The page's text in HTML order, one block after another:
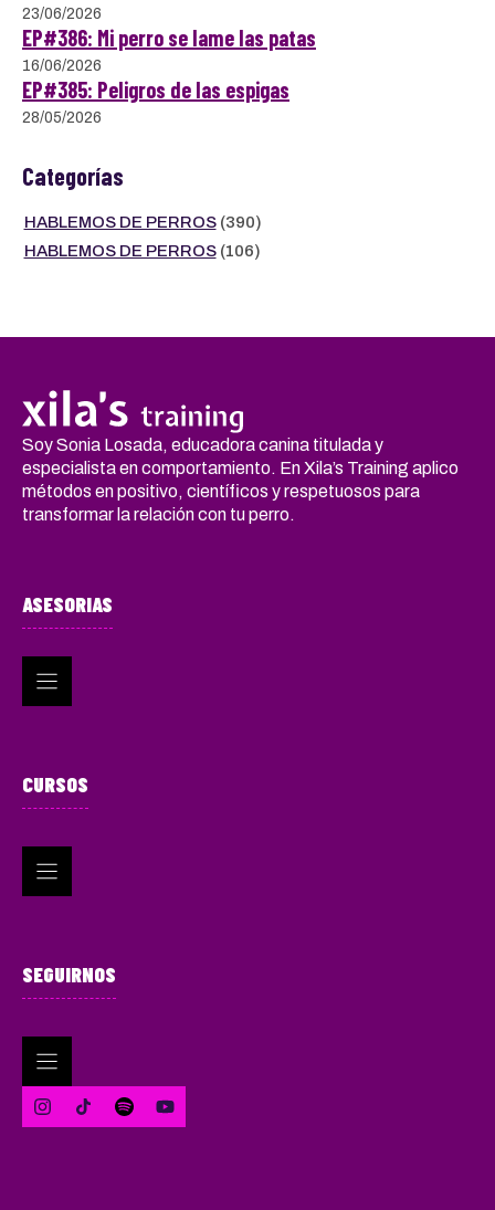
23/06/2026
EP#386: Mi perro se lame las patas
16/06/2026
EP#385: Peligros de las espigas
28/05/2026
Categorías
HABLEMOS DE PERROS(390)
HABLEMOS DE PERROS(106)
Soy Sonia Losada, educadora canina titulada y
especialista en comportamiento. En Xila’s Training aplico
métodos en positivo, científicos y respetuosos para
transformar la relación con tu perro.
ASESORIAS
CURSOS
SEGUIRNOS